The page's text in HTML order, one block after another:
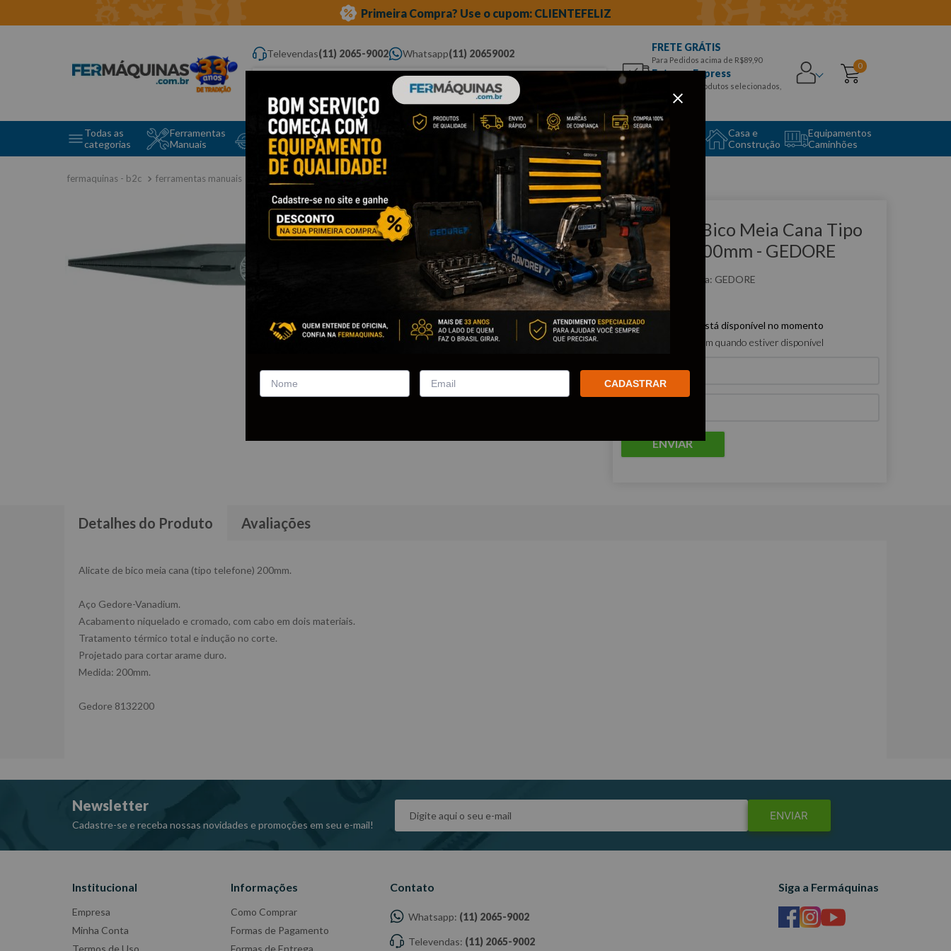
Primeira Compra? Use o cupom: CLIENTEFELIZ
Televendas(11) 2065-9002 Whatsapp(11) 20659002
Digite aqui o que você procura...
FRETE GRÁTIS
Para Pedidos acima de R$89,90
Entrega Express
para CEPS e produtos selecionados,
Aproveite!
0
Todas as
categorias
Ferramentas
Manuais
Ferramentas Elétricas
e Máquinas
Ferramentas
Ferramentas
Automotivas Especiais
Equipamento
Auto Center
Casa e
Construção
Equipamentos
Caminhões
ferramentas manuais alicates alicate de bico
Clique e veja!
Alicate de Bico Meia Cana Tipo
Telefone 200mm - GEDORE
:8132200 GEDORE
Este produto não está disponível no momento
Quero que me avisem quando estiver disponível
ENVIAR
Detalhes do Produto Avaliações
Alicate de bico meia cana (tipo telefone) 200mm.
Aço Gedore-Vanadium.
Acabamento niquelado e cromado, com cabo em dois materiais.
Tratamento térmico total e indução no corte.
Projetado para cortar arame duro.
Medida: 200mm.
Gedore 8132200
Newsletter
Cadastre-se e receba nossas novidades e promoções em seu e-mail!
ENVIAR
Institucional
Empresa
Minha Conta
Termos de Uso
Informações
Como Comprar
Formas de Pagamento
Formas de Entrega
Contato
Whatsapp: (11) 2065-9002
Televendas: (11) 2065-9002
Siga a Fermáquinas
CADASTRAR